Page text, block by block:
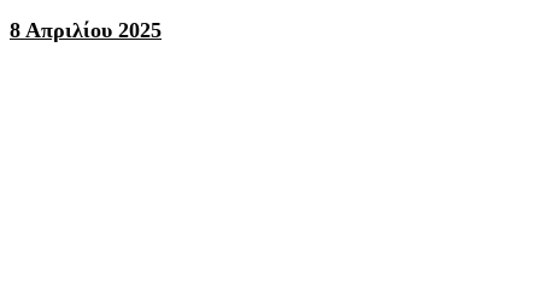
8 Απριλίου 2025